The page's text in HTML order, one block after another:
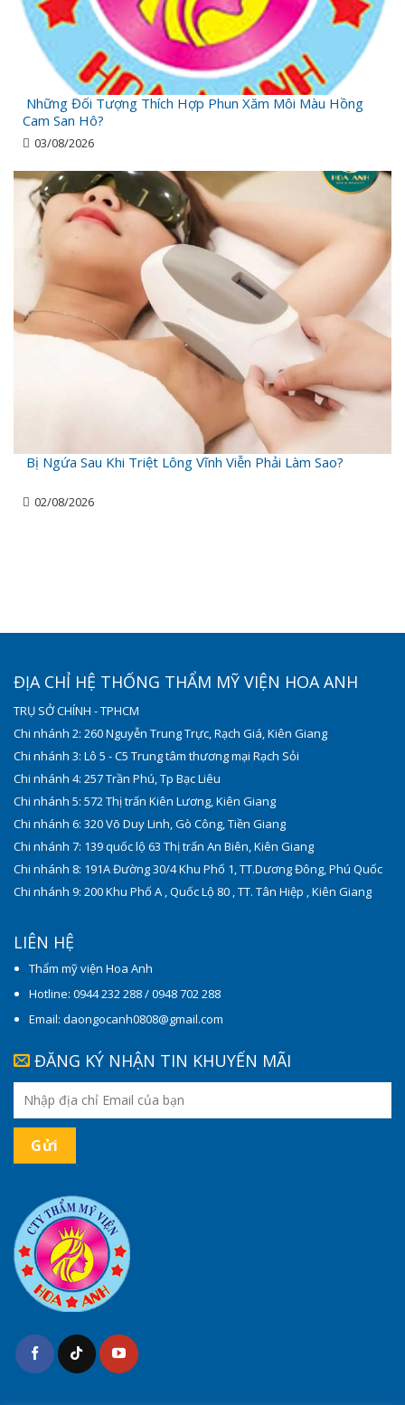
Những Đối Tượng Thích Hợp Phun Xăm Môi Màu Hồng
Cam San Hô?
03/08/2026
Bị Ngứa Sau Khi Triệt Lông Vĩnh Viễn Phải Làm Sao?
02/08/2026
ĐỊA CHỈ HỆ THỐNG THẨM MỸ VIỆN HOA ANH
TRỤ SỞ CHÍNH - TPHCM
Chi nhánh 2: 260 Nguyễn Trung Trực, Rạch Giá, Kiên Giang
Chi nhánh 3: Lô 5 - C5 Trung tâm thương mại Rạch Sỏi
Chi nhánh 4: 257 Trần Phú, Tp Bạc Liêu
Chi nhánh 5: 572 Thị trấn Kiên Lương, Kiên Giang
Chi nhánh 6: 320 Võ Duy Linh, Gò Công, Tiền Giang
Chi nhánh 7: 139 quốc lộ 63 Thị trấn An Biên, Kiên Giang
Chi nhánh 8: 191A Đường 30/4 Khu Phố 1, TT.Dương Đông, Phú Quốc
Chi nhánh 9: 200 Khu Phố A , Quốc Lộ 80 , TT. Tân Hiệp , Kiên Giang
LIÊN HỆ
Thẩm mỹ viện Hoa Anh
Hotline: 0944 232 288 / 0948 702 288
Email: daongocanh0808@gmail.com
ĐĂNG KÝ NHẬN TIN KHUYẾN MÃI